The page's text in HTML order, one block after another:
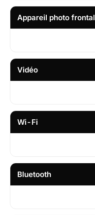
Appareil photo frontal
Vidéo
Wi-Fi
Bluetooth